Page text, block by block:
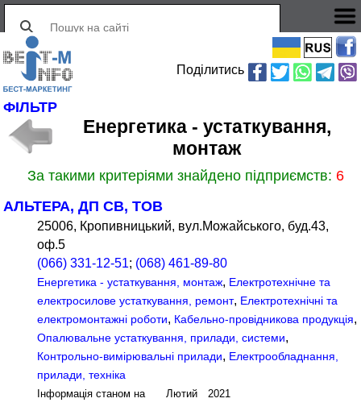
Поділитись
ФІЛЬТР
Енергетика - устаткування,
монтаж
За такими критеріями знайдено підприємств: 6
АЛЬТЕРА, ДП СВ, ТОВ
25006, Кропивницький, вул.Можайського, буд.43,
оф.5
(066) 331-12-51; (068) 461-89-80
Енергетика - устаткування, монтаж, Електротехнічне та
електросилове устаткування, ремонт, Електротехнічні та
електромонтажні роботи, Кабельно-провідникова продукція,
Опалювальне устаткування, прилади, системи,
Контрольно-вимірювальні прилади, Електрообладнання,
прилади, техніка
Інформація станом на Лютий 2021